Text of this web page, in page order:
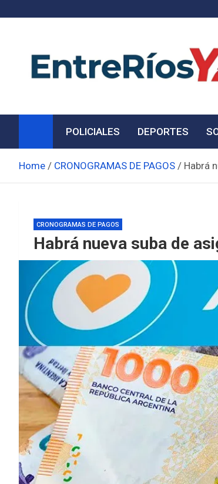
Noticias de Entre
POLICIALES DEPORTES
Home CRONOGRAMAS DE PAGOS Habrá
CRONOGRAMAS DE PAGOS
Habrá nueva suba de